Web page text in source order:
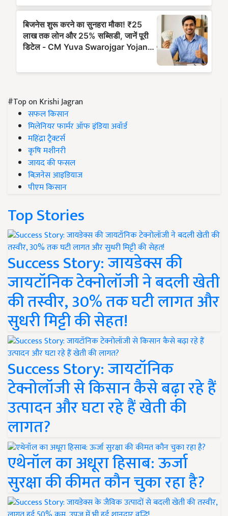
#Top on Krishi Jagran
सफल किसान
मिलेनियर फार्मर ऑफ इंडिया अवॉर्ड
महिंद्रा ट्रैक्टर्स
कृषि मशीनरी
जायद की फसल
बिज़नेस आइडियाज
पीएम किसान
Top Stories
Success Story: जायडेक्स की
जायटॉनिक टेक्नोलॉजी ने बदली खेती
की तस्वीर, 30% तक घटी लागत और
सुधरी मिट्टी की सेहत!
Success Story: जायटॉनिक
टेक्नोलॉजी से किसान कैसे बढ़ा रहे हैं
उत्पादन और घटा रहे हैं खेती की
लागत?
एथेनॉल का अधूरा हिसाब: ऊर्जा
सुरक्षा की कीमत कौन चुका रहा है?